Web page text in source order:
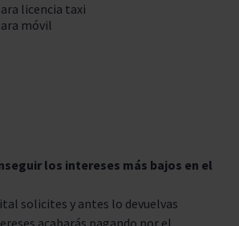
licencia taxi
móvil
los intereses más bajos en el
solicites y antes lo devuelvas